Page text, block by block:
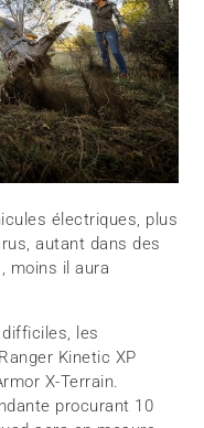
électriques, plus
autant dans des
moins il aura
les
Kinetic XP
X-Terrain.
procurant 10